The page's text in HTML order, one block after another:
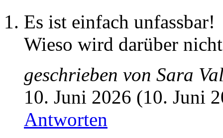
Es ist einfach unfassbar!
Wieso wird darüber
geschrieben von Sara
10. Juni 2026 (10. Juni
Antworten